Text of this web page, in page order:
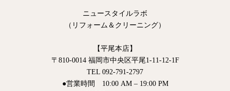
ニュースタイルラボ
（リフォーム＆クリーニング）
【平尾本店】
〒810-0014 福岡市中央区平尾1-11-12-1F
TEL 092-791-2797
●営業時間 10:00 AM – 19:00 PM